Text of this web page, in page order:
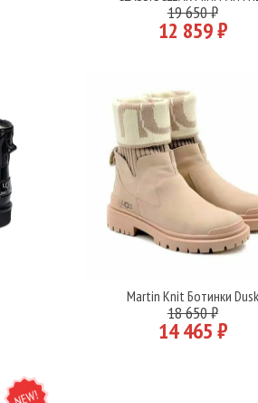
19 650 ₽
12 859 ₽
Подробнее
Martin Knit Ботинки Dusk
18 650 ₽
14 465 ₽
NEW